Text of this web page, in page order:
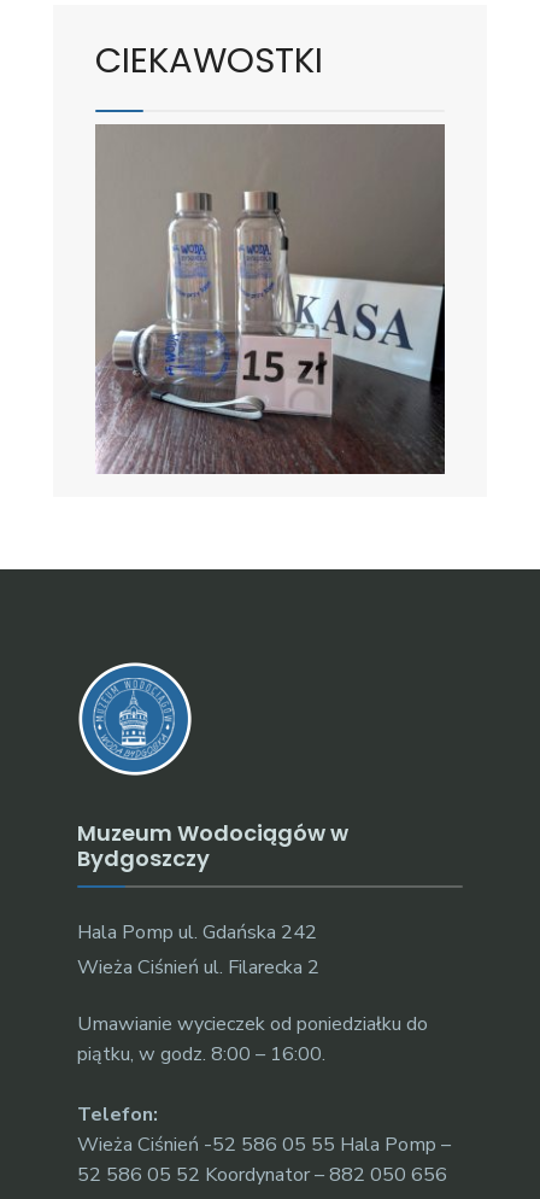
CIEKAWOSTKI
Muzeum Wodociągów w
Bydgoszczy
Hala Pomp ul. Gdańska 242
Wieża Ciśnień ul. Filarecka 2
Umawianie wycieczek od poniedziałku do
piątku, w godz. 8:00 – 16:00.
Telefon:
Wieża Ciśnień -52 586 05 55 Hala Pomp –
52 586 05 52 Koordynator – 882 050 656